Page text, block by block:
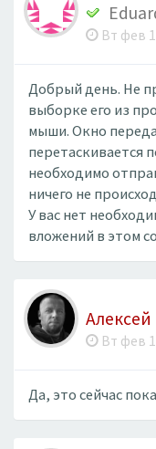
Вт фев
Добрый день. Не
выборке его из
мыши. Окно
перетаскивается
необходимо
ничего не
У вас нет
вложений в этом
Вт фев
Да, это сейчас